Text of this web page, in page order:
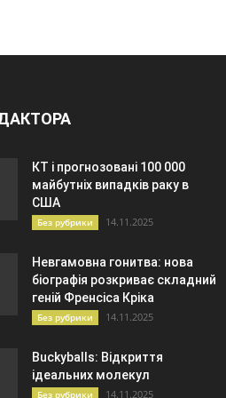
КТ і прогнозовані 100 000
майбутніх випадків раку в
США
Без рубрики 14.11.2025
Невгамовна гонитва: нова
біографія розкриває складний
геній Френсіса Кріка
Без рубрики 14.11.2025
Buckyballs: Відкриття
ідеальних молекул
Без рубрики 14.11.2025